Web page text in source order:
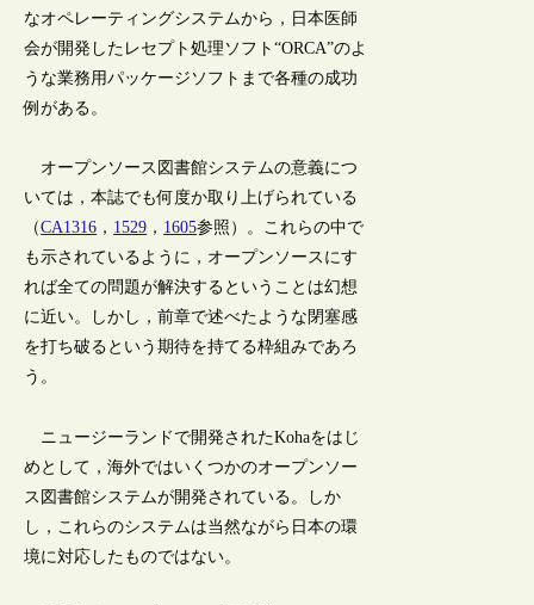
なオペレーティングシステムから，日本医師
会が開発したレセプト処理ソフト“ORCA”のよ
うな業務用パッケージソフトまで各種の成功
例がある。
オープンソース図書館システムの意義につ
いては，本誌でも何度か取り上げられている
（CA1316 ， 1529 ， 1605参照）。これらの中で
も示されているように，オープンソースにす
れば全ての問題が解決するということは幻想
に近い。しかし，前章で述べたような閉塞感
を打ち破るという期待を持てる枠組みであろ
う。
ニュージーランドで開発されたKohaをはじ
めとして，海外ではいくつかのオープンソー
ス図書館システムが開発されている。しか
し，これらのシステムは当然ながら日本の環
境に対応したものではない。